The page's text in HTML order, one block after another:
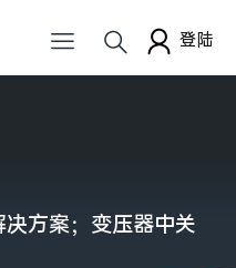
登陆
方案；变压器中关